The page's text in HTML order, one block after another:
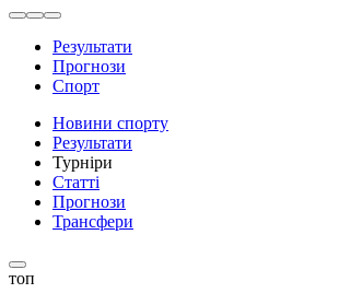
Результати
Прогнози
Спорт
Новини спорту
Результати
Турніри
Статті
Прогнози
Трансфери
топ